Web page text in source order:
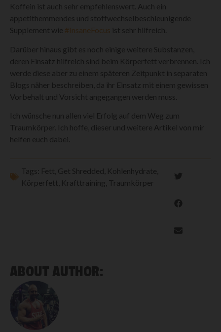
Koffein ist auch sehr empfehlenswert. Auch ein
appetithemmendes und stoffwechselbeschleunigende
Supplement wie #InsaneFocus ist sehr hilfreich.
Darüber hinaus gibt es noch einige weitere Substanzen,
deren Einsatz hilfreich sind beim Körperfett verbrennen. Ich
werde diese aber zu einem späteren Zeitpunkt in separaten
Blogs näher beschreiben, da ihr Einsatz mit einem gewissen
Vorbehalt und Vorsicht angegangen werden muss.
Ich wünsche nun allen viel Erfolg auf dem Weg zum
Traumkörper. Ich hoffe, dieser und weitere Artikel von mir
helfen euch dabei.
Tags: Fett Get Shredded Kohlenhydrate
Körperfett Krafttraining Traumkörper
ABOUT AUTHOR: